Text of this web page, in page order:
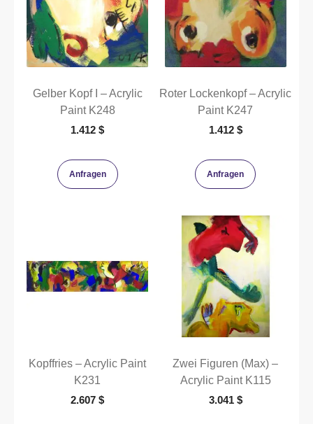
Gelber Kopf I – Acrylic
Paint K248
1.412$
Anfragen
Roter Lockenkopf – Acrylic
Paint K247
1.412 $
Anfragen
Kopffries – Acrylic Paint
K231
2.607$
Zwei Figuren (Max) –
Acrylic Paint K115
3.041 $